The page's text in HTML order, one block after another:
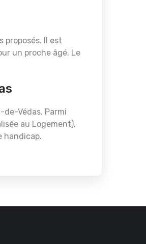
Il est
un proche âgé. Le
Védas. Parmi
au Logement),
handicap.